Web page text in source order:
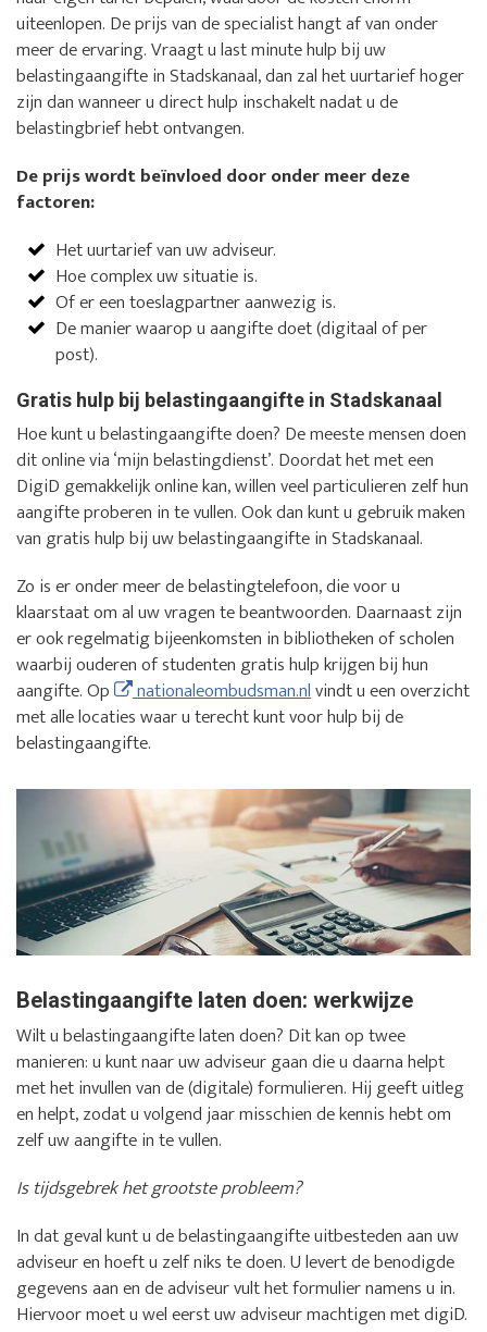
uiteenlopen. De prijs van de specialist hangt af van onder
meer de ervaring. Vraagt u last minute hulp bij uw
belastingaangifte in Stadskanaal, dan zal het uurtarief hoger
zijn dan wanneer u direct hulp inschakelt nadat u de
belastingbrief hebt ontvangen.
De prijs wordt beïnvloed door onder meer deze
factoren:
Het uurtarief van uw adviseur.
Hoe complex uw situatie is.
Of er een toeslagpartner aanwezig is.
De manier waarop u aangifte doet (digitaal of per
post).
Gratis hulp bij belastingaangifte in Stadskanaal
Hoe kunt u belastingaangifte doen? De meeste mensen doen
dit online via ‘mijn belastingdienst’. Doordat het met een
DigiD gemakkelijk online kan, willen veel particulieren zelf hun
aangifte proberen in te vullen. Ook dan kunt u gebruik maken
van gratis hulp bij uw belastingaangifte in Stadskanaal.
Zo is er onder meer de belastingtelefoon, die voor u
klaarstaat om al uw vragen te beantwoorden. Daarnaast zijn
er ook regelmatig bijeenkomsten in bibliotheken of scholen
waarbij ouderen of studenten gratis hulp krijgen bij hun
aangifte. Op
nationaleombudsman.nlvindt u een overzicht
met alle locaties waar u terecht kunt voor hulp bij de
belastingaangifte.
Belastingaangifte laten doen: werkwijze
Wilt u belastingaangifte laten doen? Dit kan op twee
manieren: u kunt naar uw adviseur gaan die u daarna helpt
met het invullen van de (digitale) formulieren. Hij geeft uitleg
en helpt, zodat u volgend jaar misschien de kennis hebt om
zelf uw aangifte in te vullen.
Is tijdsgebrek het grootste probleem?
In dat geval kunt u de belastingaangifte uitbesteden aan uw
adviseur en hoeft u zelf niks te doen. U levert de benodigde
gegevens aan en de adviseur vult het formulier namens u in.
Hiervoor moet u wel eerst uw adviseur machtigen met digiD.